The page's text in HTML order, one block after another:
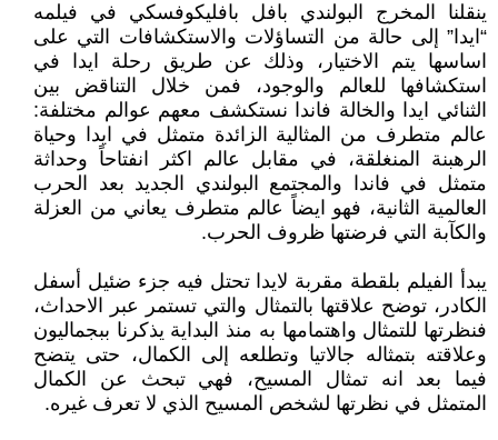
ينقلنا المخرج البولندي بافل بافليكوفسكي في فيلمه
“ايدا” إلى حالة من التساؤلات والاستكشافات التي على
اساسها يتم الاختيار، وذلك عن طريق رحلة ايدا في
استكشافها للعالم والوجود، فمن خلال التناقض بين
الثنائي ايدا والخالة فاندا نستكشف معهم عوالم مختلفة:
عالم متطرف من المثالية الزائدة متمثل في ايدا وحياة
الرهبنة المنغلقة، في مقابل عالم اكثر انفتاحاً وحداثة
متمثل في فاندا والمجتمع البولندي الجديد بعد الحرب
العالمية الثانية، فهو ايضاً عالم متطرف يعاني من العزلة
والكآبة التي فرضتها ظروف الحرب.
يبدأ الفيلم بلقطة مقربة لايدا تحتل فيه جزء ضئيل أسفل
الكادر، توضح علاقتها بالتمثال والتي تستمر عبر الاحداث،
فنظرتها للتمثال واهتمامها به منذ البداية يذكرنا ببجماليون
وعلاقته بتمثاله جالاتيا وتطلعه إلى الكمال، حتى يتضح
فيما بعد انه تمثال المسيح، فهي تبحث عن الكمال
المتمثل في نظرتها لشخص المسيح الذي لا تعرف غيره.